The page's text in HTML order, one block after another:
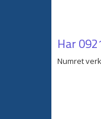
Har
Numret